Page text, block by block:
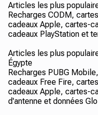
Articles les plus
Recharges CODM,
cadeaux Apple, cartes-
cadeaux PlayStation et
Articles les plus
Égypte
Recharges PUBG
cadeaux Free Fire,
cadeaux Apple, cartes-
d'antenne et données